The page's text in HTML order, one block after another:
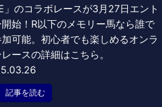
」のコラボレースが3月27日エント
開始！R以下のメモリー馬なら誰で
加可能。初心者でも楽しめるオンラ
ースの詳細はこちら。
記事を読む